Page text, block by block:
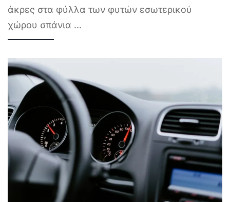
άκρες στα φύλλα των φυτών εσωτερικού
χώρου σπάνια ...